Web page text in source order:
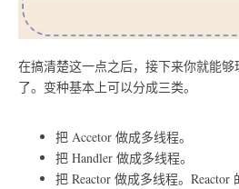
在搞清楚这一点之后，接下来你就能够
了。变种基本上可以分成三类。
把 Accetor 做成多线程。
把 Handler 做成多线程。
把 Reactor 做成多线程。